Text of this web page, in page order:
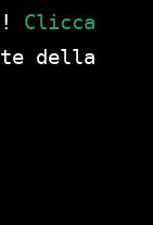
Clicca
della